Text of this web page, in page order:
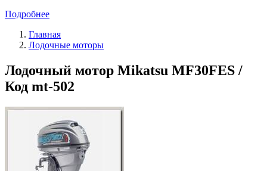
Подробнее
Главная
Лодочные моторы
Лодочный мотор Mikatsu MF30FES /
Код mt-502